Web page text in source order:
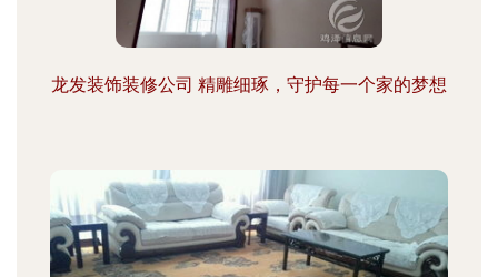
龙发装饰装修公司 精雕细琢，守护每一个家的梦想